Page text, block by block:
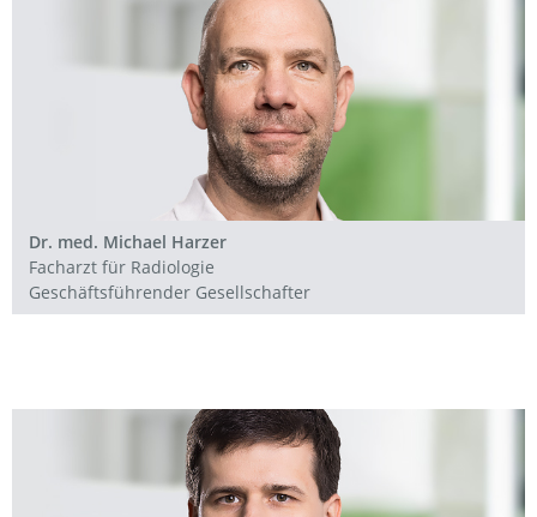
Dr. med. Michael Harzer
Facharzt für Radiologie
Geschäftsführender Gesellschafter